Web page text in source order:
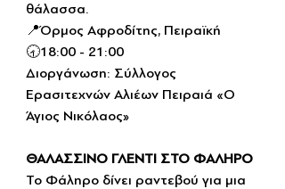
θάλασσα.
📍Όρμος Αφροδίτης, Πειραϊκή
🕣18:00 - 21:00
Διοργάνωση: Σύλλογος
Ερασιτεχνών Αλιέων Πειραιά «Ο
Άγιος Νικόλαος»
ΘΑΛΑΣΣΙΝΟ ΓΛΕΝΤΙ ΣΤΟ ΦΑΛΗΡΟ
Το Φάληρο δίνει ραντεβού για μια